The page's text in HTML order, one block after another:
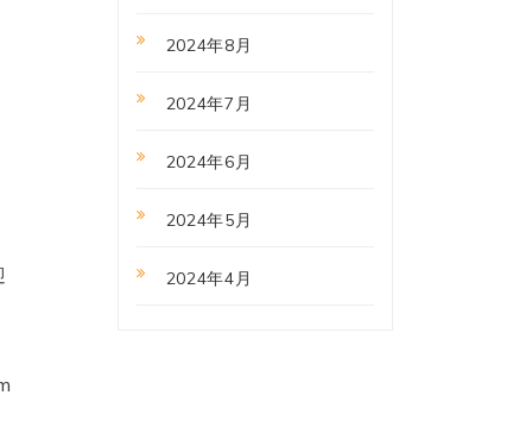
2024年8月
2024年7月
2024年6月
2024年5月
2024年4月